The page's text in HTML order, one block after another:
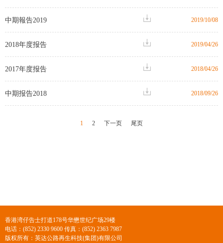
2019/10/08
中期報告2019
2019/04/26
2018年度报告
2018/04/26
2017年度报告
2018/09/26
中期报告2018
1 2 下一页 尾页
香港湾仔告士打道178号华懋世纪广场29楼
电话：(852) 2330 9600 传真：(852) 2363 7987
版权所有：英达公路再生科技(集团)有限公司